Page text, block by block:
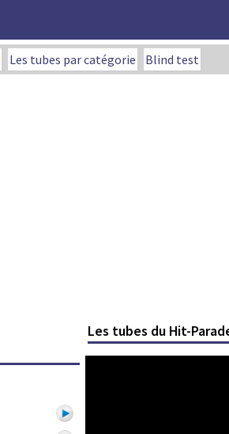
Les tubes par catégorie Blind test
Les tubes du Hit-